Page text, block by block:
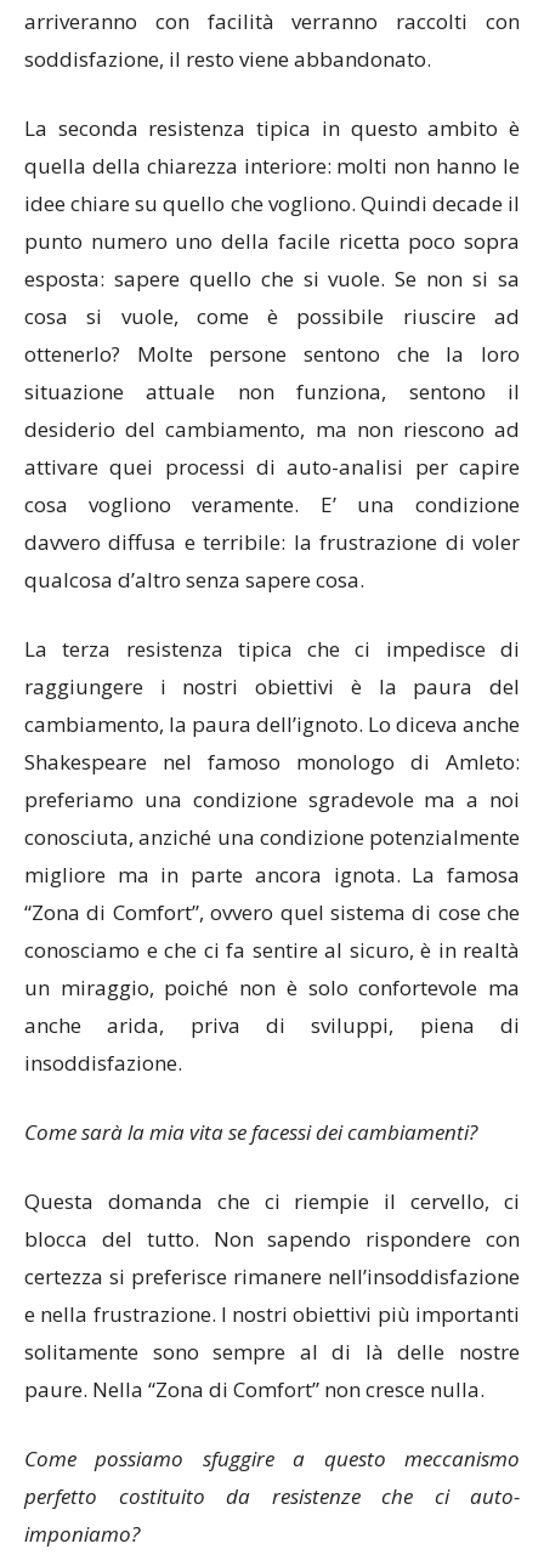
arriveranno con facilità verranno raccolti con
soddisfazione, il resto viene abbandonato.
La seconda resistenza tipica in questo ambito è
quella della chiarezza interiore: molti non hanno le
idee chiare su quello che vogliono. Quindi decade il
punto numero uno della facile ricetta poco sopra
esposta: sapere quello che si vuole. Se non si sa
cosa si vuole, come è possibile riuscire ad
ottenerlo? Molte persone sentono che la loro
situazione attuale non funziona, sentono il
desiderio del cambiamento, ma non riescono ad
attivare quei processi di auto-analisi per capire
cosa vogliono veramente. E’ una condizione
davvero diffusa e terribile: la frustrazione di voler
qualcosa d’altro senza sapere cosa.
La terza resistenza tipica che ci impedisce di
raggiungere i nostri obiettivi è la paura del
cambiamento, la paura dell’ignoto. Lo diceva anche
Shakespeare nel famoso monologo di Amleto:
preferiamo una condizione sgradevole ma a noi
conosciuta, anziché una condizione potenzialmente
migliore ma in parte ancora ignota. La famosa
“Zona di Comfort”, ovvero quel sistema di cose che
conosciamo e che ci fa sentire al sicuro, è in realtà
un miraggio, poiché non è solo confortevole ma
anche arida, priva di sviluppi, piena di
insoddisfazione.
Come sarà la mia vita se facessi dei cambiamenti?
Questa domanda che ci riempie il cervello, ci
blocca del tutto. Non sapendo rispondere con
certezza si preferisce rimanere nell’insoddisfazione
e nella frustrazione. I nostri obiettivi più importanti
solitamente sono sempre al di là delle nostre
paure. Nella “Zona di Comfort” non cresce nulla.
Come possiamo sfuggire a questo meccanismo
perfetto costituito da resistenze che ci auto-
imponiamo?